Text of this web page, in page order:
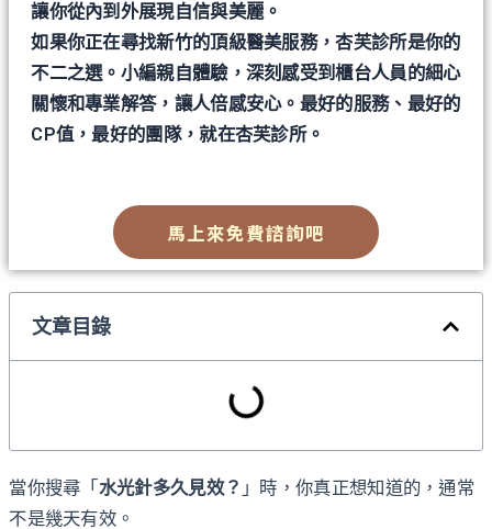
讓你從內到外展現自信與美麗。
如果你正在尋找新竹的頂級醫美服務，杏芙診所是你的
不二之選。小編親自體驗，深刻感受到櫃台人員的細心
關懷和專業解答，讓人倍感安心。最好的服務、最好的
CP值，最好的團隊，就在杏芙診所。
馬上來免費諮詢吧
文章目錄
當你搜尋「水光針多久見效？ 」時，你真正想知道的，通常
不是幾天有效。